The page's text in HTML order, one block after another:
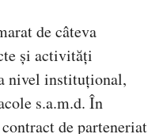
de câteva
și activități
nivel instituțional,
s.a.m.d. În
de parteneriat